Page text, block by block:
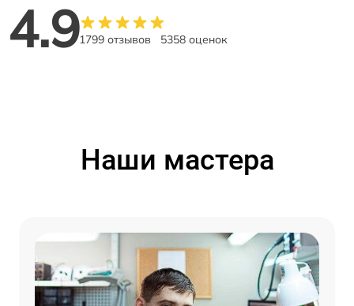
4.91799 отзывов 5358 оценок
Наши мастера